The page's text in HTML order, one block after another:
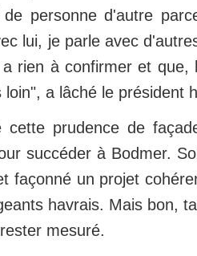
de personne d'autre
lui, je parle avec
rien à confirmer et
loin", a lâché le président
cette prudence de
succéder à Bodmer.
façonné un projet
havrais. Mais bon,
mesuré.